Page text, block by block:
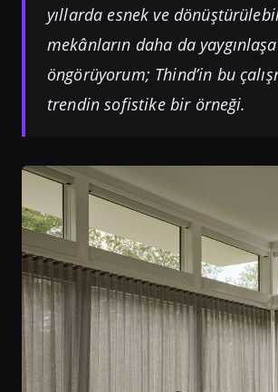
yıllarda esnek ve
mekânların daha da
öngörüyorum; Thind’in bu
trendin sofistike bir örneği.